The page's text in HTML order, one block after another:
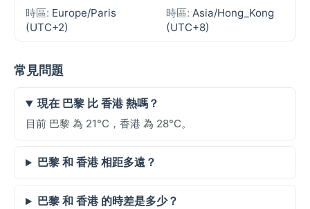
時區: Europe/Paris
(UTC+2)
時區: Asia/Hong_Kong
(UTC+8)
常見問題
現在 巴黎 比 香港 熱嗎？
目前 巴黎 為 21°C，香港 為 28°C。
巴黎 和 香港 相距多遠？
巴黎 和 香港 的時差是多少？